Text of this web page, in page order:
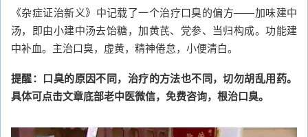
《杂症证治新义》中记载了一个治疗口臭的偏方——加味建中
汤，即由小建中汤去饴糖，加黄芪、党参、当归构成。功能建
中补血。主治口臭，虚黄，精神倦怠，小便清白。
提醒：口臭的原因不同，治疗的方法也不同，切勿胡乱用药。
具体可点击文章底部老中医微信，免费咨询，根治口臭。